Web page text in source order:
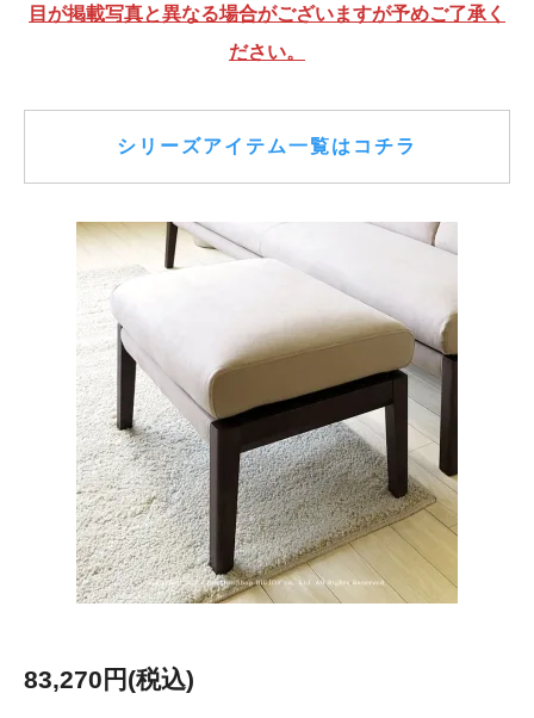
目が掲載写真と異なる場合がございますが予めご了承く
ださい。
シリーズアイテム一覧はコチラ
83,270円(税込)